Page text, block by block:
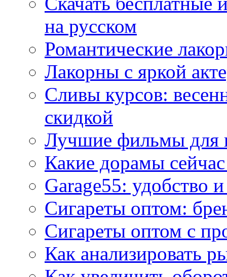
на русском
Романтические
Лакорны с яркой
Сливы курсов:
скидкой
Лучшие фильмы для
Какие дорамы
Garage55: удобство
Сигареты оптом:
Сигареты оптом с
Как анализировать